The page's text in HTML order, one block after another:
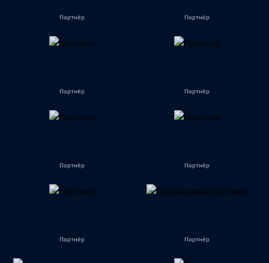
Партнёр Партнёр
Партнёр Партнёр
Партнёр Партнёр
Партнёр Партнёр